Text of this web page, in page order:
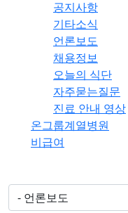
공지사항
기타소식
언론보도
채용정보
오늘의 식단
자주묻는질문
진료 안내 영상
온그룹계열병원
비급여